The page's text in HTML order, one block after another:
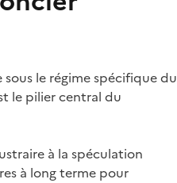
sous le régime spécifique du
le pilier central du
à la spéculation
à long terme pour